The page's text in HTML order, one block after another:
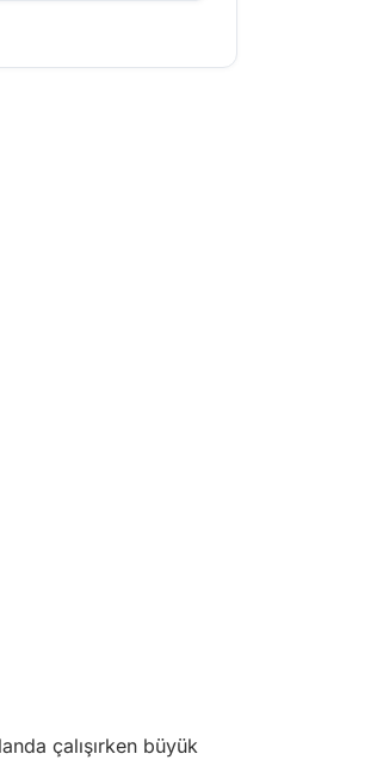
çalışırken büyük